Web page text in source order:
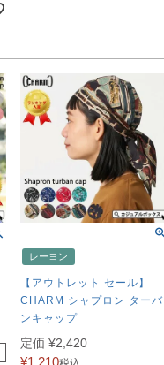
レーヨン
【アウトレット セール】
CHARM シャプロン ターバ
ンキャップ
定価 ¥2,420